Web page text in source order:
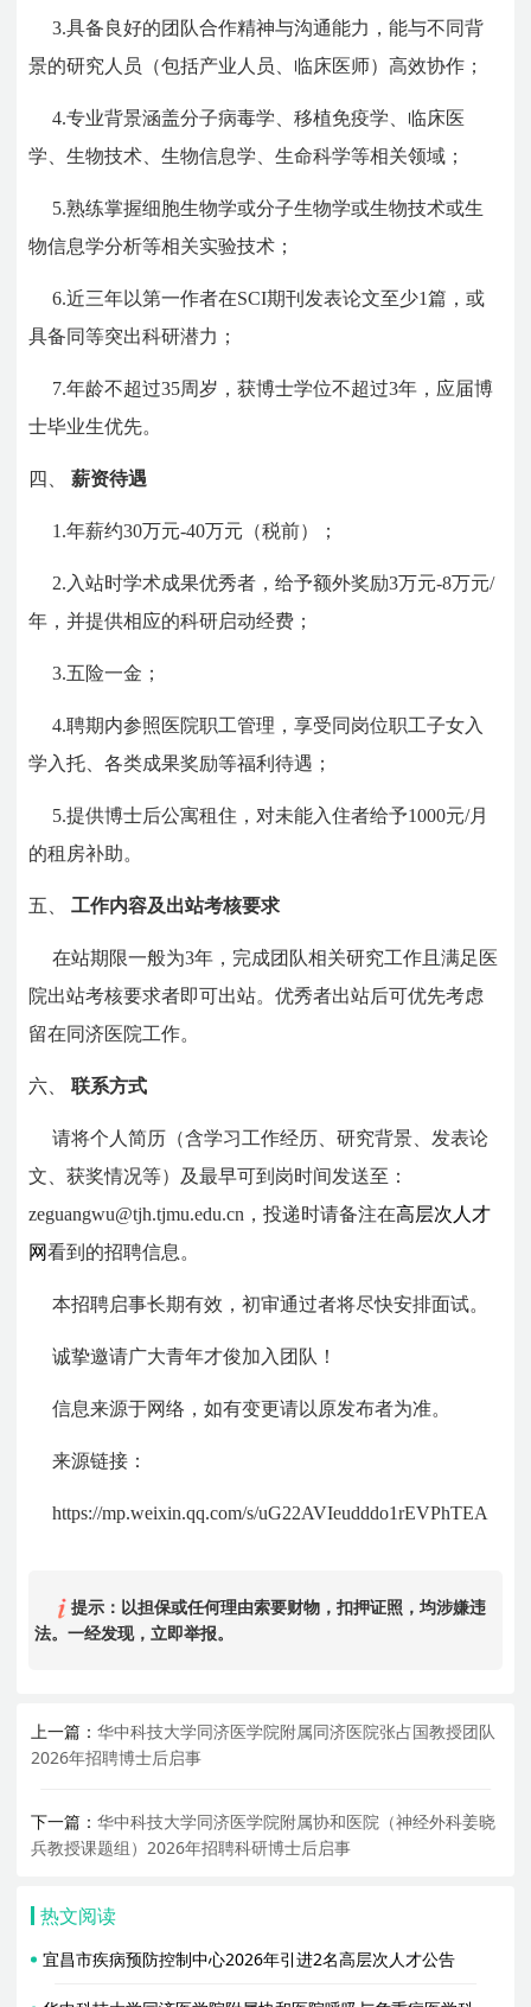
3.具备良好的团队合作精神与沟通能力，能与不同背
景的研究人员（包括产业人员、临床医师）高效协作；
4.专业背景涵盖分子病毒学、移植免疫学、临床医
学、生物技术、生物信息学、生命科学等相关领域；
5.熟练掌握细胞生物学或分子生物学或生物技术或生
物信息学分析等相关实验技术；
6.近三年以第一作者在SCI期刊发表论文至少1篇，或
具备同等突出科研潜力；
7.年龄不超过35周岁，获博士学位不超过3年，应届博
士毕业生优先。
四、薪资待遇
1.年薪约30万元-40万元（税前）；
2.入站时学术成果优秀者，给予额外奖励3万元-8万元/
年，并提供相应的科研启动经费；
3.五险一金；
4.聘期内参照医院职工管理，享受同岗位职工子女入
学入托、各类成果奖励等福利待遇；
5.提供博士后公寓租住，对未能入住者给予1000元/月
的租房补助。
五、工作内容及出站考核要求
在站期限一般为3年，完成团队相关研究工作且满足医
院出站考核要求者即可出站。优秀者出站后可优先考虑
留在同济医院工作。
六、联系方式
请将个人简历（含学习工作经历、研究背景、发表论
文、获奖情况等）及最早可到岗时间发送至：
zeguangwu@tjh.tjmu.edu.cn，投递时请备注在高层次人才
网看到的招聘信息。
本招聘启事长期有效，初审通过者将尽快安排面试。
诚挚邀请广大青年才俊加入团队！
信息来源于网络，如有变更请以原发布者为准。
来源链接：
https://mp.weixin.qq.com/s/uG22AVIeudddo1rEVPhTEA
提示：以担保或任何理由索要财物，扣押证照，均涉嫌违
法。一经发现，立即举报。
上一篇：华中科技大学同济医学院附属同济医院张占国教授团队
2026年招聘博士后启事
下一篇：华中科技大学同济医学院附属协和医院（神经外科姜晓
兵教授课题组）2026年招聘科研博士后启事
热文阅读
宜昌市疾病预防控制中心2026年引进2名高层次人才公告